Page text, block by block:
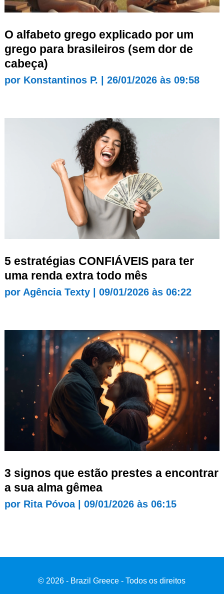
O alfabeto grego explicado por um
grego para brasileiros (sem dor de
cabeça)
por Konstantinos P. 26/01/2026 às 09:58
5 estratégias CONFIÁVEIS para ter
uma renda extra todo mês
por Agência Texty| 09/01/2026 às 06:22
3 signos que estão prestes a encontrar
a sua alma gêmea
por Rita Póvoa| 09/01/2026 às 06:15
© 2026 - Brazil Greece - Todos os direitos